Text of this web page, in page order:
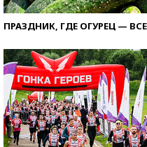
ПРАЗДНИК, ГДЕ ОГУРЕЦ —